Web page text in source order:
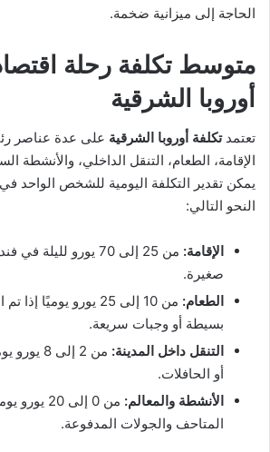
الحاجة إلى ميزانية ضخمة.
متوسط تكلفة رحلة
أوروبا الشرقية
تعتمدتكلفة أوروبا الشرقية على عدة عناصر
الإقامة، الطعام، التنقل الداخلي، والأنشطة
يمكن تقدير التكلفة اليومية للشخص الواحد
النحو التالي:
الإقامة:
من 25 إلى 70 يورو
صغيرة.
الطعام:
من 10 إلى 25 يورو
بسيطة أو وجبات سريعة.
التنقل داخل المدينة:
من 2 إلى
أو الحافلات.
الأنشطة والمعالم:
من 0 إلى
المتاحف والجولات المدفوعة.